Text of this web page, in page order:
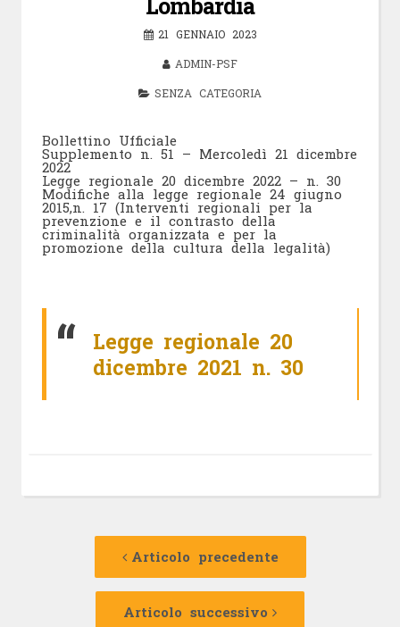
21 GENNAIO 2023
ADMIN-PSF
SENZA CATEGORIA
Bollettino Ufficiale
Supplemento n. 51 – Mercoledì 21 dicembre
2022
Legge regionale 20 dicembre 2022 – n. 30
Modifiche alla legge regionale 24 giugno
2015,n. 17 (Interventi regionali per la
prevenzione e il contrasto della
criminalità organizzata e per la
promozione della cultura della legalità)
Legge regionale 20
dicembre 2021 n. 30
Navigazione
Articolo precedente
Articolo
Articolo successivo
Articolo